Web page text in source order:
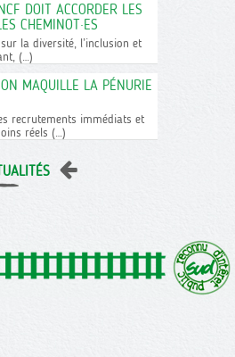
DOIT ACCORDER LES
CHEMINOT·ES
la diversité, l’inclusion et
(…)
MAQUILLE LA PÉNURIE
recrutements immédiats et
réels (…)